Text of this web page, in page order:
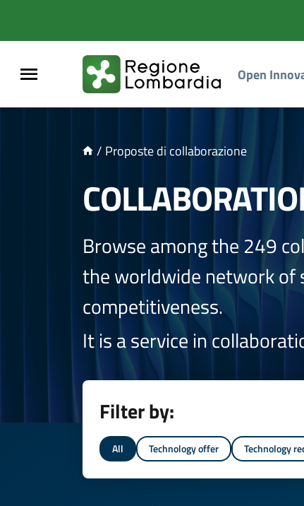
Open
/ Proposte di collaborazione
Browse among the 249
the worldwide network of
competitiveness.
It is a service in
Filter by:
All Technology offer Technology